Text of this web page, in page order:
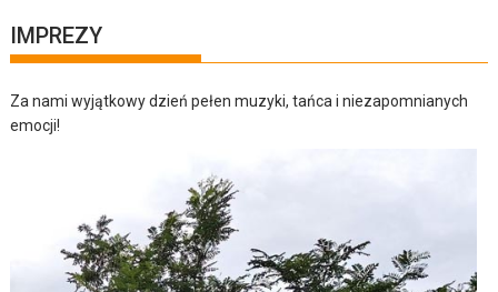
IMPREZY
Za nami wyjątkowy dzień pełen muzyki, tańca i niezapomnianych
emocji!